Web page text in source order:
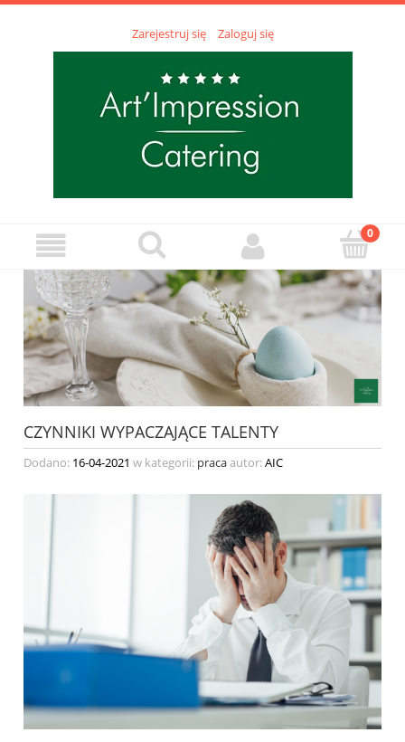
Zarejestruj się Zaloguj się
CZYNNIKI WYPACZAJĄCE TALENTY
Dodano: 16-04-2021 w kategorii: pracaautor:AIC